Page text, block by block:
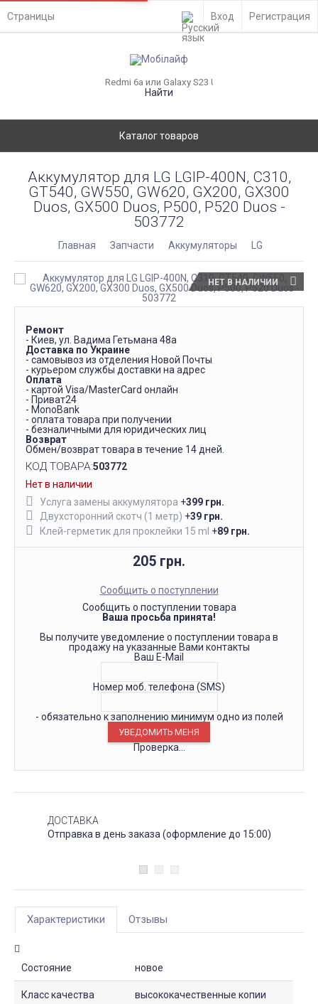
Страницы Вход Регистрация
Найти
Каталог товаров
Аккумулятор для LG LGIP-400N, C310,
GT540, GW550, GW620, GX200, GX300
Duos, GX500 Duos, P500, P520 Duos -
503772
Главная Запчасти Аккумуляторы LG
НЕТ В НАЛИЧИИ
Ремонт
- Киев, ул. Вадима Гетьмана 48а
Доставка по Украине
- самовывоз из отделения Новой Почты
- курьером службы доставки на адрес
Оплата
- картой Visa/MasterCard онлайн
- Приват24
- MonoBank
- оплата товара при получении
- безналичными для юридических лиц
Возврат
Обмен/возврат товара в течение 14 дней.
КОД ТОВАРА:503772
Нет в наличии
Услуга замены аккумулятора +399 грн.
Двухсторонний скотч (1 метр) +39 грн.
Клей-герметик для проклейки 15 ml +89 грн.
205 грн.
Сообщить о поступлении
Сообщить о поступлении товара
Ваша просьба принята!
Вы получите уведомление о поступлении товара в
продажу на указанные Вами контакты
Ваш E-Mail
Номер моб. телефона (SMS)
- обязательно к заполнению минимум одно из полей
Проверка...
ДОСТАВКА
Отправка в день заказа (оформление до 15:00)
Характеристики Отзывы
Состояние новое
Класс качества высококачественные копии